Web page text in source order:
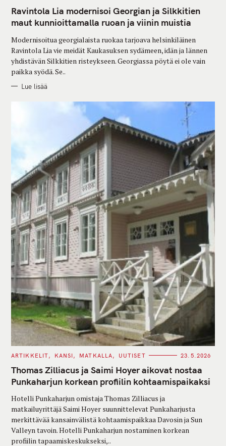
T
E
G
O
I
E
S
Ravintola Lia modernisoi Georgian ja Silkkitien
maut kunnioittamalla ruoan ja viinin muistia
Modernisoitua georgialaista ruokaa tarjoava helsinkiläinen
Ravintola Lia vie meidät Kaukasuksen sydämeen, idän ja lännen
yhdistävän Silkkitien risteykseen. Georgiassa pöytä ei ole vain
paikka syödä. Se..
Lue lisää
C
T
E
G
O
I
E
S
ARTIKKELIT KANSI MATKALLA UUTISET 23.5.2026
Thomas Zilliacus ja Saimi Hoyer aikovat nostaa
Punkaharjun korkean profiilin kohtaamispaikaksi
Hotelli Punkaharjun omistaja Thomas Zilliacus ja
matkailuyrittäjä Saimi Hoyer suunnittelevat Punkaharjusta
merkittävää kansainvälistä kohtaamispaikkaa Davosin ja Sun
Valleyn tavoin. Hotelli Punkaharjun nostaminen korkean
profiilin tapaamiskeskukseksi,..